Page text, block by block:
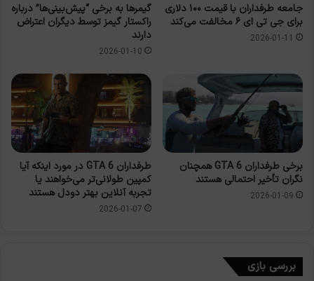
جامعه طرفداران با قیمت ۱۰۰ دلاری
برای جی تی ای ۶ مخالفت می‌کند
2026-01-11
گیمرها به برخی “پیش‌بینی‌ها” درباره
راکستار گیمز توسط دیگران اعتراض
دارند
2026-01-10
برخی طرفداران GTA 6 همچنان
نگران تأخیر احتمالی هستند
2026-01-09
طرفداران GTA 6 در مورد اینکه آیا
کمپین طولانی‌تر می‌خواهند یا
تجربه آنلاین بهتر دودل هستند
2026-01-07
بررسی بازی